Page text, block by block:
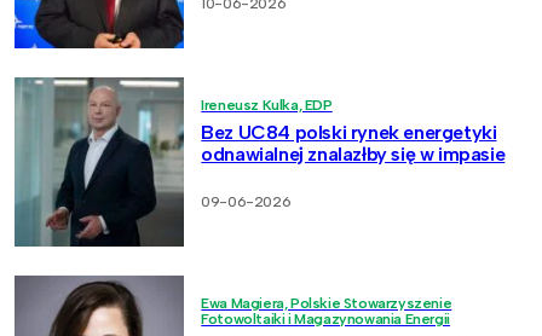
Ireneusz Kulka, EDP
Bez UC84 polski rynek energetyki
odnawialnej znalazłby się w impasie
09-06-2026
Ewa Magiera, Polskie Stowarzyszenie
Fotowoltaiki i Magazynowania Energii